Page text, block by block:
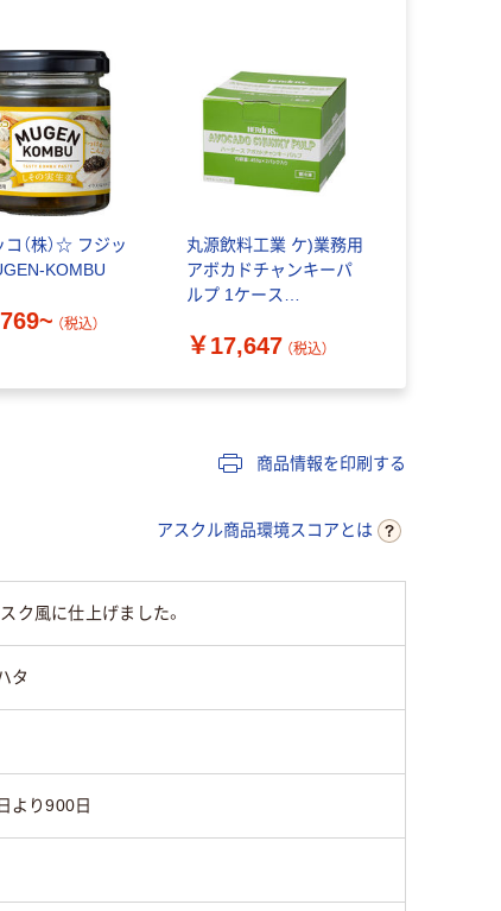
コ（株）☆ フジッ
KOMBU
（税込）
丸源飲料工業 ケ)業務用
アボカドチャンキーパ
ルプ 1ケース
品）
￥17,647 （税込）
商品情報を印刷する
アスクル商品環境スコアとは
ク風に仕上げました。
タ
より900日